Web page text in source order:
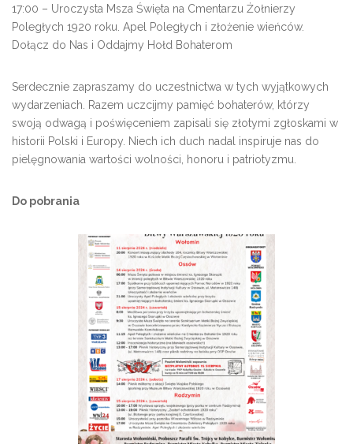
17:00 – Uroczysta Msza Święta na Cmentarzu Żołnierzy
Poległych 1920 roku. Apel Poległych i złożenie wieńców.
Dołącz do Nas i Oddajmy Hołd Bohaterom
Serdecznie zapraszamy do uczestnictwa w tych wyjątkowych
wydarzeniach. Razem uczcijmy pamięć bohaterów, którzy
swoją odwagą i poświęceniem zapisali się złotymi zgłoskami w
historii Polski i Europy. Niech ich duch nadal inspiruje nas do
pielęgnowania wartości wolności, honoru i patriotyzmu.
Do pobrania